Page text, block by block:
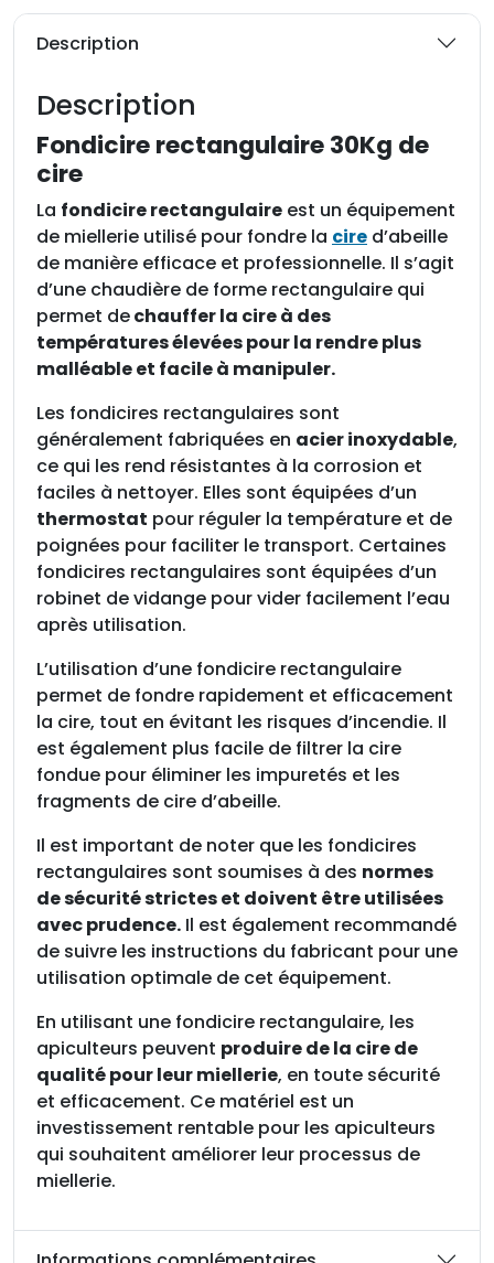
Description
Description
Fondicire rectangulaire 30Kg de
cire
La fondicire rectangulaire est un équipement
de miellerie utilisé pour fondre la cire d’abeille
de manière efficace et professionnelle. Il s’agit
d’une chaudière de forme rectangulaire qui
permet dechauffer la cire à des
températures élevées pour la rendre plus
malléable et facile à manipuler.
Les fondicires rectangulaires sont
généralement fabriquées en acier inoxydable,
ce qui les rend résistantes à la corrosion et
faciles à nettoyer. Elles sont équipées d’un
thermostat pour réguler la température et de
poignées pour faciliter le transport. Certaines
fondicires rectangulaires sont équipées d’un
robinet de vidange pour vider facilement l’eau
après utilisation.
L’utilisation d’une fondicire rectangulaire
permet de fondre rapidement et efficacement
la cire, tout en évitant les risques d’incendie. Il
est également plus facile de filtrer la cire
fondue pour éliminer les impuretés et les
fragments de cire d’abeille.
Il est important de noter que les fondicires
rectangulaires sont soumises à des normes
de sécurité strictes et doivent être utilisées
avec prudence. Il est également recommandé
de suivre les instructions du fabricant pour une
utilisation optimale de cet équipement.
En utilisant une fondicire rectangulaire, les
apiculteurs peuvent produire de la cire de
qualité pour leur miellerie, en toute sécurité
et efficacement. Ce matériel est un
investissement rentable pour les apiculteurs
qui souhaitent améliorer leur processus de
miellerie.